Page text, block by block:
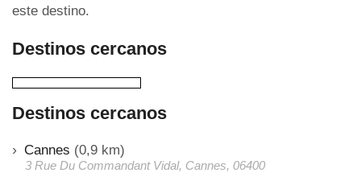
este destino.
Destinos cercanos
Destinos cercanos
Cannes (0,9 km)
3 Rue Du Commandant Vidal, Cannes, 06400